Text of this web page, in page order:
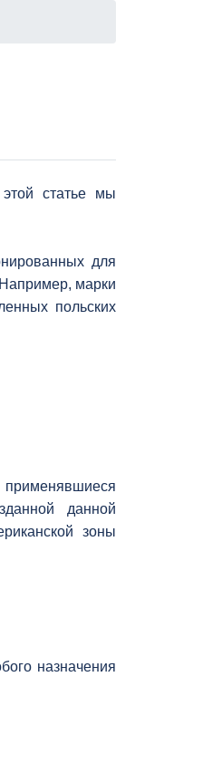
статье мы
для
марки
польских
применявшиеся
данной
зоны
назначения